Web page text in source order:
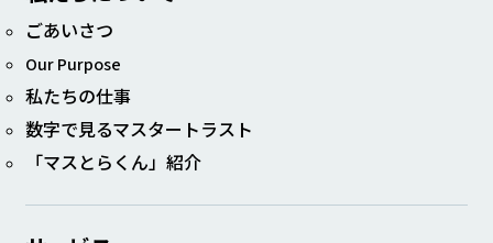
ごあいさつ
Our Purpose
私たちの仕事
数字で見るマスタートラスト
「マスとらくん」紹介